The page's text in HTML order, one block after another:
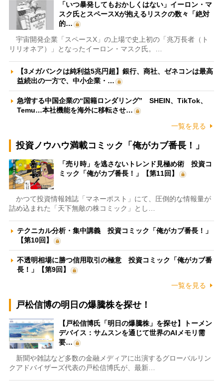
「いつ暴発してもおかしくはない」イーロン・マ
スク氏とスペースXが抱えるリスクの数々「絶対
的…
宇宙開発企業「スペースX」の上場で史上初の「兆万長者（ト
リリオネア）」となったイーロン・マスク氏。…
【3メガバンクは純利益5兆円超】銀行、商社、ゼネコンは最高
益続出の一方で、中小企業・…
急増する中国企業の“国籍ロンダリング” SHEIN、TikTok、
Temu…本社機能を海外に移転させ…
一覧を見る
投資ノウハウ満載コミック「俺がカブ番長！」
「売り時」を逃さないトレンド見極め術 投資コ
ミック「俺がカブ番長！」【第11回】
かつて投資情報雑誌「マネーポスト」にて、圧倒的な情報量が
詰め込まれた「天下無敵の株コミック」とし…
テクニカル分析・集中講義 投資コミック「俺がカブ番長！」
【第10回】
不透明相場に勝つ信用取引の極意 投資コミック「俺がカブ番
長！」【第9回】
一覧を見る
戸松信博の明日の爆騰株を探せ！
【戸松信博氏「明日の爆騰株」を探せ】トーメン
デバイス：サムスンを通じて世界のAIメモリ需
要…
新聞や雑誌など多数の金融メディアに出演するグローバルリン
クアドバイザーズ代表の戸松信博氏が、最新…